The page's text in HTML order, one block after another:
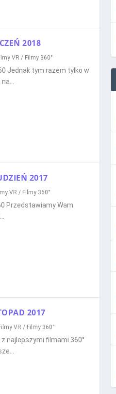
2018
VR / Filmy 360°
Jednak tym razem tylko w
2017
VR / Filmy 360°
Przedstawiamy Wam
2017
VR / Filmy 360°
najlepszymi filmami 360°